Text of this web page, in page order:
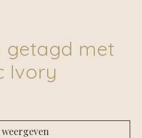
getagd met
Ivory